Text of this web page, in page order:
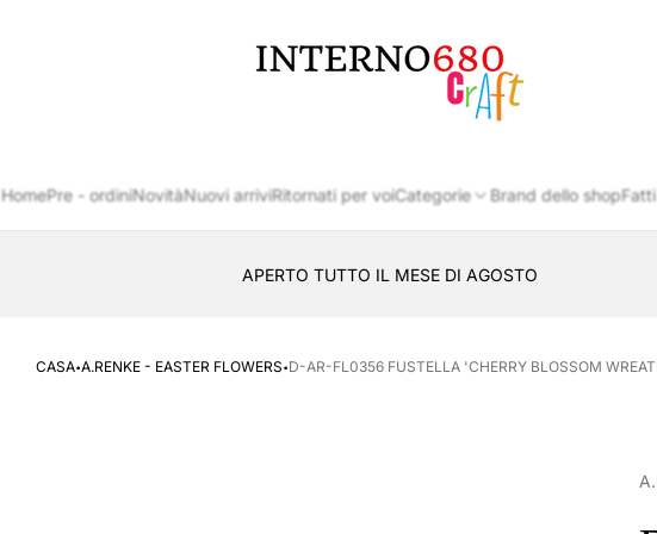
del
negozio
HomePre - ordiniNovitàNuovi arriviRitornati per voiCategorie Brand dello shop
CASA·A.RENKE - EASTER FLOWERS·D-AR-FL0356 FUSTELLA 'CHERRY BLOSSOM